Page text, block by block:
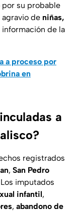
por su probable
de niñas,
de la
a proceso por
en
a
registrados
, San Pedro
imputados
infantil,
, abandono de